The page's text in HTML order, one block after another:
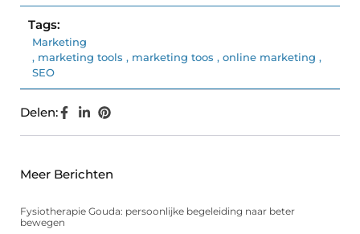
Tags:
Marketing
, marketing tools , marketing toos , online marketing ,
SEO
Delen:
Meer Berichten
Fysiotherapie Gouda: persoonlijke begeleiding naar beter
bewegen